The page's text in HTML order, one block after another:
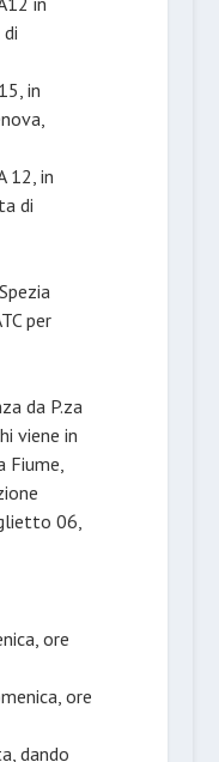
in
12, in
di
per
da P.za
viene in
Fiume,
06,
ore
ore
dando